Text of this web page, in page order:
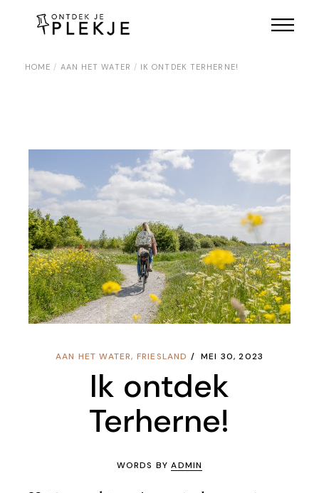
HOME AAN HET WATER IK ONTDEK TERHERNE!
AAN HET WATER, FRIESLAND MEI 30, 2023
Ik ontdek
Terherne!
WORDS BYADMIN